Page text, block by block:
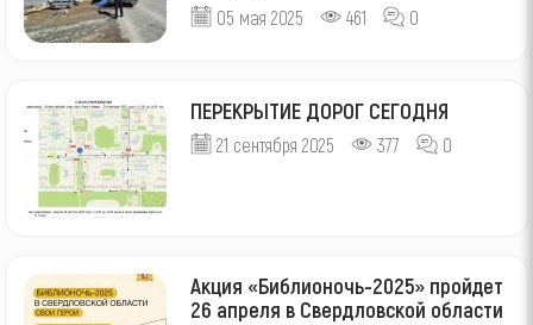
05 мая 2025 461 0
ПЕРЕКРЫТИЕ ДОРОГ СЕГОДНЯ
21 сентября 2025 377 0
Акция «Библионочь-2025» пройдет
26 апреля в Свердловской области